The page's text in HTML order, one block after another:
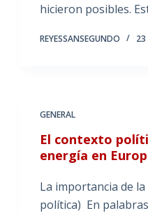
hicieron posibles.
REYESSANSEGUNDO 23
GENERAL
El contexto
energía en
La importancia de
política) En